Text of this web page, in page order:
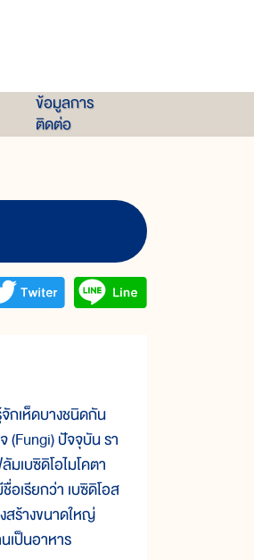
ข้อมูลการ
ติดต่อ
เห็ดบางชนิดกัน
(Fungi) ปัจจุบัน รา
เบซิดิโอไมโคตา
เรียกว่า เบซิดิโอส
สร้างขนาดใหญ่
เป็นอาหาร